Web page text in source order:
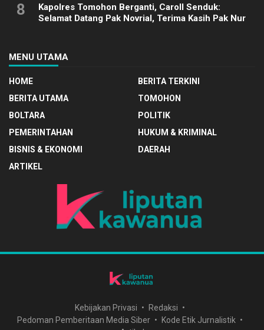
8
Kapolres Tomohon Berganti, Caroll Senduk:
Selamat Datang Pak Novrial, Terima Kasih Pak Nur
MENU UTAMA
HOME
BERITA TERKINI
BERITA UTAMA
TOMOHON
BOLTARA
POLITIK
PEMERINTAHAN
HUKUM & KRIMINAL
BISNIS & EKONOMI
DAERAH
ARTIKEL
Kebijakan Privasi
Redaksi
Pedoman Pemberitaan Media Siber
Kode Etik Jurnalistik